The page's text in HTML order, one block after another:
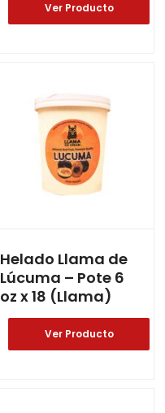
Ver Producto
Helado Llama de
Lúcuma – Pote 6
oz x 18 (Llama)
Ver Producto